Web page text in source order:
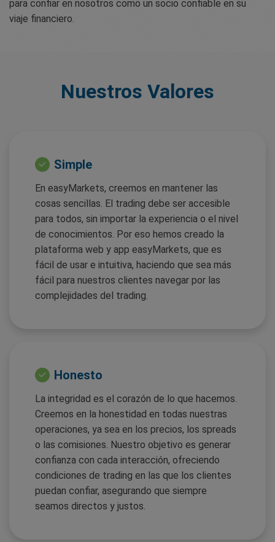
para confiar en nosotros como un socio confiable en su
viaje financiero.
Nuestros Valores
Simple
En easyMarkets, creemos en mantener las
cosas sencillas. El trading debe ser accesible
para todos, sin importar la experiencia o el nivel
de conocimientos. Por eso hemos creado la
plataforma web y app easyMarkets, que es
fácil de usar e intuitiva, haciendo que sea más
fácil para nuestros clientes navegar por las
complejidades del trading.
Honesto
La integridad es el corazón de lo que hacemos.
Creemos en la honestidad en todas nuestras
operaciones, ya sea en los precios, los spreads
o las comisiones. Nuestro objetivo es generar
confianza con cada interacción, ofreciendo
condiciones de trading en las que los clientes
puedan confiar, asegurando que siempre
seamos directos y justos.